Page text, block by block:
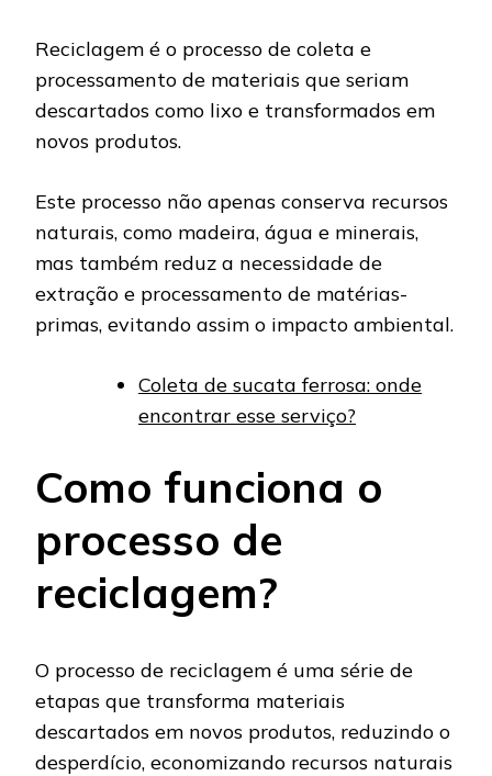
Reciclagem é o processo de coleta e
processamento de materiais que seriam
descartados como lixo e transformados em
novos produtos.
Este processo não apenas conserva recursos
naturais, como madeira, água e minerais,
mas também reduz a necessidade de
extração e processamento de matérias-
primas, evitando assim o impacto ambiental.
Coleta de sucata ferrosa: onde
encontrar esse serviço?
Como funciona o
processo de
reciclagem?
O processo de reciclagem é uma série de
etapas que transforma materiais
descartados em novos produtos, reduzindo o
desperdício, economizando recursos naturais